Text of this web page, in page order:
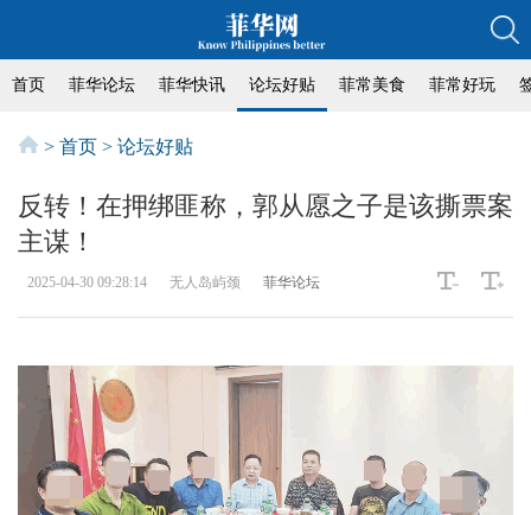
首页 菲华论坛 菲华快讯 论坛好贴 菲常美食 菲常好玩
> 首页 > 论坛好贴
反转！在押绑匪称，郭从愿之子是该撕票案
主谋！
2025-04-30 09:28:14 无人岛屿颈 菲华论坛